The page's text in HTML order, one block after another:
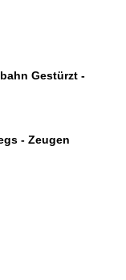
Gestürzt -
- Zeugen